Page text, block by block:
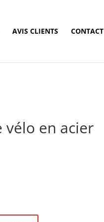
AVIS CLIENTS CONTACT
vélo en acier